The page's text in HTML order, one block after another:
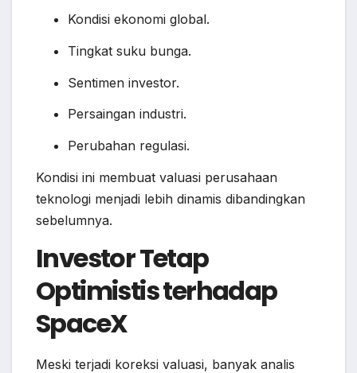
Kondisi ekonomi global.
Tingkat suku bunga.
Sentimen investor.
Persaingan industri.
Perubahan regulasi.
Kondisi ini membuat valuasi perusahaan
teknologi menjadi lebih dinamis dibandingkan
sebelumnya.
Investor Tetap
Optimistis terhadap
SpaceX
Meski terjadi koreksi valuasi, banyak analis